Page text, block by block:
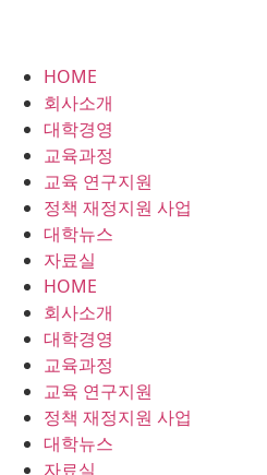
HOME
회사소개
대학경영
교육과정
교육 연구지원
정책 재정지원 사업
대학뉴스
자료실
HOME
회사소개
대학경영
교육과정
교육 연구지원
정책 재정지원 사업
대학뉴스
자료실